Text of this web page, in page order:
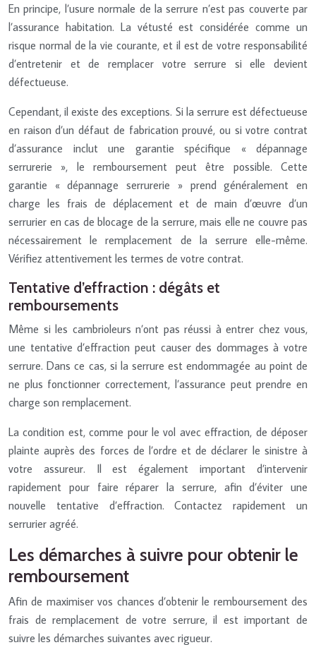
En principe, l’usure normale de la serrure n’est pas couverte par
l’assurance habitation. La vétusté est considérée comme un
risque normal de la vie courante, et il est de votre responsabilité
d’entretenir et de remplacer votre serrure si elle devient
défectueuse.
Cependant, il existe des exceptions. Si la serrure est défectueuse
en raison d’un défaut de fabrication prouvé, ou si votre contrat
d’assurance inclut une garantie spécifique « dépannage
serrurerie », le remboursement peut être possible. Cette
garantie « dépannage serrurerie » prend généralement en
charge les frais de déplacement et de main d’œuvre d’un
serrurier en cas de blocage de la serrure, mais elle ne couvre pas
nécessairement le remplacement de la serrure elle-même.
Vérifiez attentivement les termes de votre contrat.
Tentative d’effraction : dégâts et
remboursements
Même si les cambrioleurs n’ont pas réussi à entrer chez vous,
une tentative d’effraction peut causer des dommages à votre
serrure. Dans ce cas, si la serrure est endommagée au point de
ne plus fonctionner correctement, l’assurance peut prendre en
charge son remplacement.
La condition est, comme pour le vol avec effraction, de déposer
plainte auprès des forces de l’ordre et de déclarer le sinistre à
votre assureur. Il est également important d’intervenir
rapidement pour faire réparer la serrure, afin d’éviter une
nouvelle tentative d’effraction. Contactez rapidement un
serrurier agréé.
Les démarches à suivre pour obtenir le
remboursement
Afin de maximiser vos chances d’obtenir le remboursement des
frais de remplacement de votre serrure, il est important de
suivre les démarches suivantes avec rigueur.